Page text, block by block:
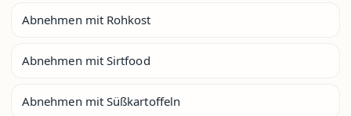
Abnehmen mit Rohkost
Abnehmen mit Sirtfood
Abnehmen mit Süßkartoffeln